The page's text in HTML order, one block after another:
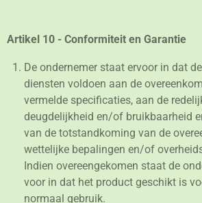
Artikel 10 - Conformiteit en Garantie
De ondernemer staat ervoor in dat
diensten voldoen aan de
vermelde specificaties, aan de
deugdelijkheid en/of bruikbaarheid
van de totstandkoming van de
wettelijke bepalingen en/of
Indien overeengekomen staat de
voor in dat het product geschikt is
normaal gebruik.